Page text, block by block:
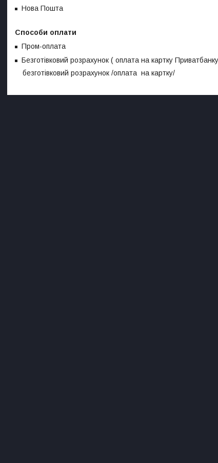
Нова Пошта
Способи оплати
Пром-оплата
Безготівковий розрахунок ( оплата на картку
безготiвковий розрахунок /оплата  на картку/